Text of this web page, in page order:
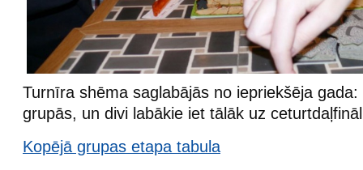
Turnīra shēma saglabājās no iepriekšēja
grupās, un divi labākie iet tālāk uz
Kopējā grupas etapa tabula